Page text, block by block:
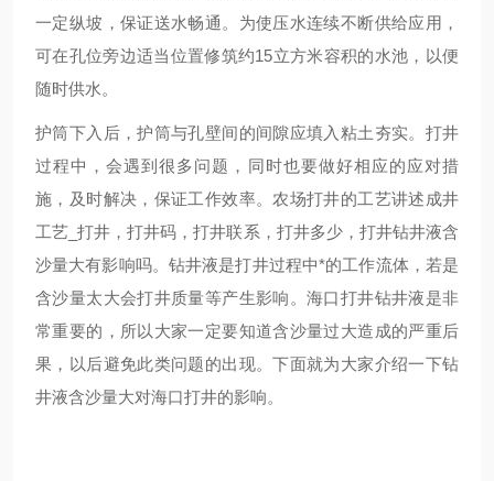
一定纵坡，保证送水畅通。为使压水连续不断供给应用，
可在孔位旁边适当位置修筑约15立方米容积的水池，以便
随时供水。
护筒下入后，护筒与孔壁间的间隙应填入粘土夯实。打井
过程中，会遇到很多问题，同时也要做好相应的应对措
施，及时解决，保证工作效率。农场打井的工艺讲述成井
工艺_打井，打井码，打井联系，打井多少，打井钻井液含
沙量大有影响吗。钻井液是打井过程中*的工作流体，若是
含沙量太大会打井质量等产生影响。海口打井钻井液是非
常重要的，所以大家一定要知道含沙量过大造成的严重后
果，以后避免此类问题的出现。下面就为大家介绍一下钻
井液含沙量大对海口打井的影响。